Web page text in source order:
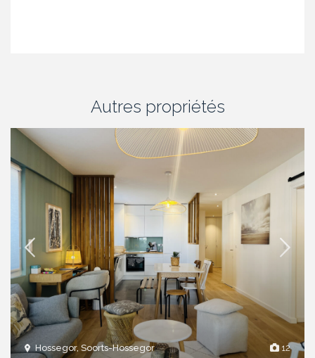
Autres propriétés
12
Hossegor, Soorts-Hossegor